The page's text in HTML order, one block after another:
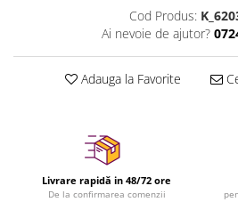
Cod Produs:
Ai nevoie de ajutor?
Adauga la Favorite
Livrare rapidă in 48/72 ore
De la confirmarea comenzii